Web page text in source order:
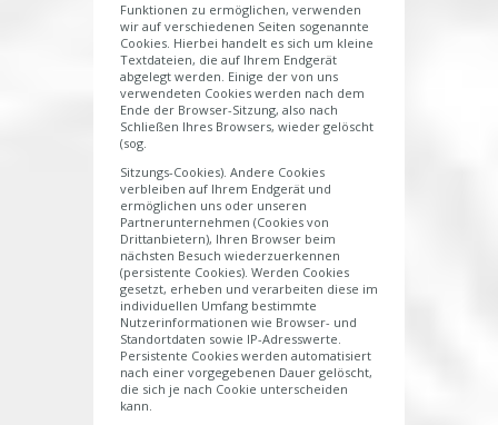
Funktionen zu ermöglichen, verwenden
wir auf verschiedenen Seiten sogenannte
Cookies. Hierbei handelt es sich um kleine
Textdateien, die auf Ihrem Endgerät
abgelegt werden. Einige der von uns
verwendeten Cookies werden nach dem
Ende der Browser-Sitzung, also nach
Schließen Ihres Browsers, wieder gelöscht
(sog.
Sitzungs-Cookies). Andere Cookies
verbleiben auf Ihrem Endgerät und
ermöglichen uns oder unseren
Partnerunternehmen (Cookies von
Drittanbietern), Ihren Browser beim
nächsten Besuch wiederzuerkennen
(persistente Cookies). Werden Cookies
gesetzt, erheben und verarbeiten diese im
individuellen Umfang bestimmte
Nutzerinformationen wie Browser- und
Standortdaten sowie IP-Adresswerte.
Persistente Cookies werden automatisiert
nach einer vorgegebenen Dauer gelöscht,
die sich je nach Cookie unterscheiden
kann.